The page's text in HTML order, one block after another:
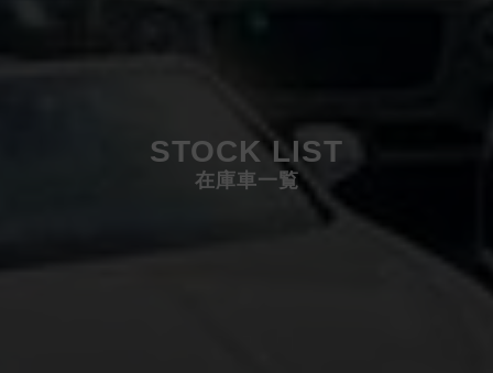
STOCK LIST
在庫車一覧